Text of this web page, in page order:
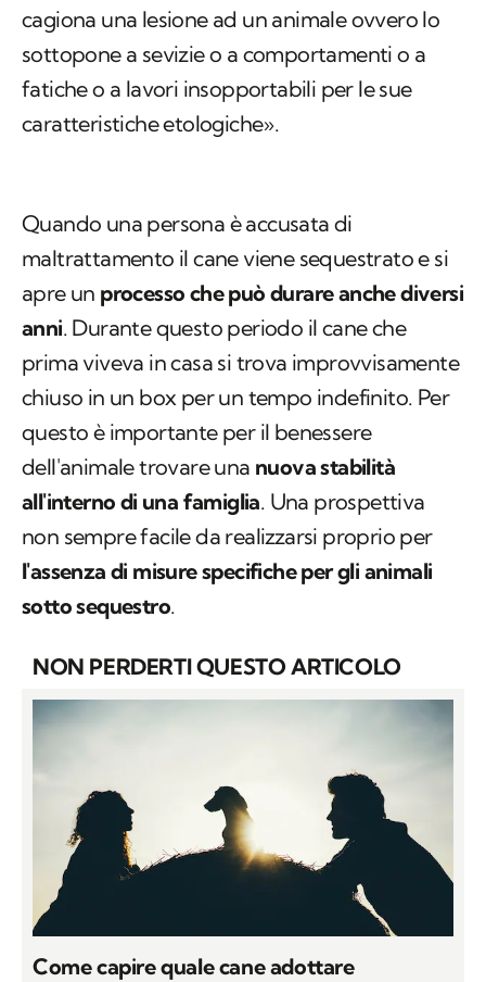
cagiona una lesione ad un animale ovvero lo
sottopone a sevizie o a comportamenti o a
fatiche o a lavori insopportabili per le sue
caratteristiche etologiche».
Quando una persona è accusata di
maltrattamento il cane viene sequestrato e si
apre un processo che può durare anche diversi
anni. Durante questo periodo il cane che
prima viveva in casa si trova improvvisamente
chiuso in un box per un tempo indefinito. Per
questo è importante per il benessere
dell'animale trovare una nuova stabilità
all'interno di una famiglia. Una prospettiva
non sempre facile da realizzarsi proprio per
l'assenza di misure specifiche per gli animali
sotto sequestro.
NON PERDERTI QUESTO ARTICOLO
Come capire quale cane adottare